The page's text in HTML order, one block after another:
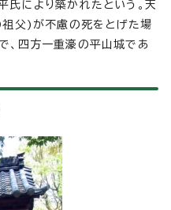
により築かれたという。天
父)が不慮の死をとげた場
、四方一重濠の平山城であ